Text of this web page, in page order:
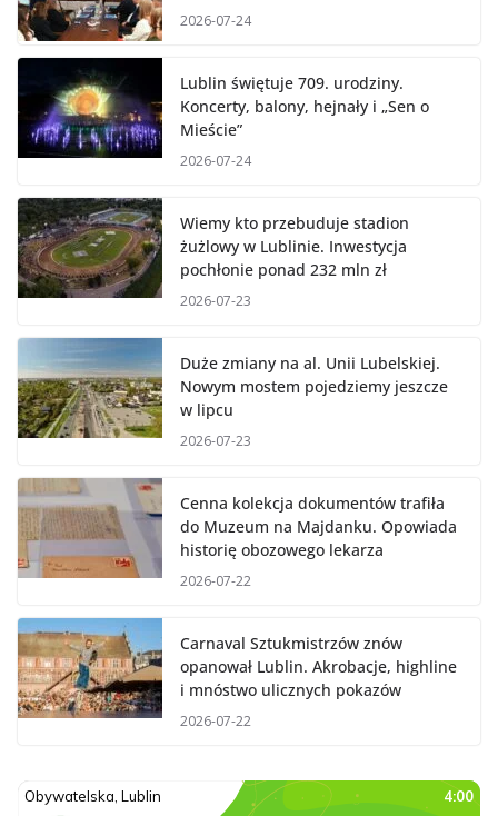
2026-07-24
Lublin świętuje 709. urodziny.
Koncerty, balony, hejnały i „Sen o
Mieście”
2026-07-24
Wiemy kto przebuduje stadion
żużlowy w Lublinie. Inwestycja
pochłonie ponad 232 mln zł
2026-07-23
Duże zmiany na al. Unii Lubelskiej.
Nowym mostem pojedziemy jeszcze
w lipcu
2026-07-23
Cenna kolekcja dokumentów trafiła
do Muzeum na Majdanku. Opowiada
historię obozowego lekarza
2026-07-22
Carnaval Sztukmistrzów znów
opanował Lublin. Akrobacje, highline
i mnóstwo ulicznych pokazów
2026-07-22